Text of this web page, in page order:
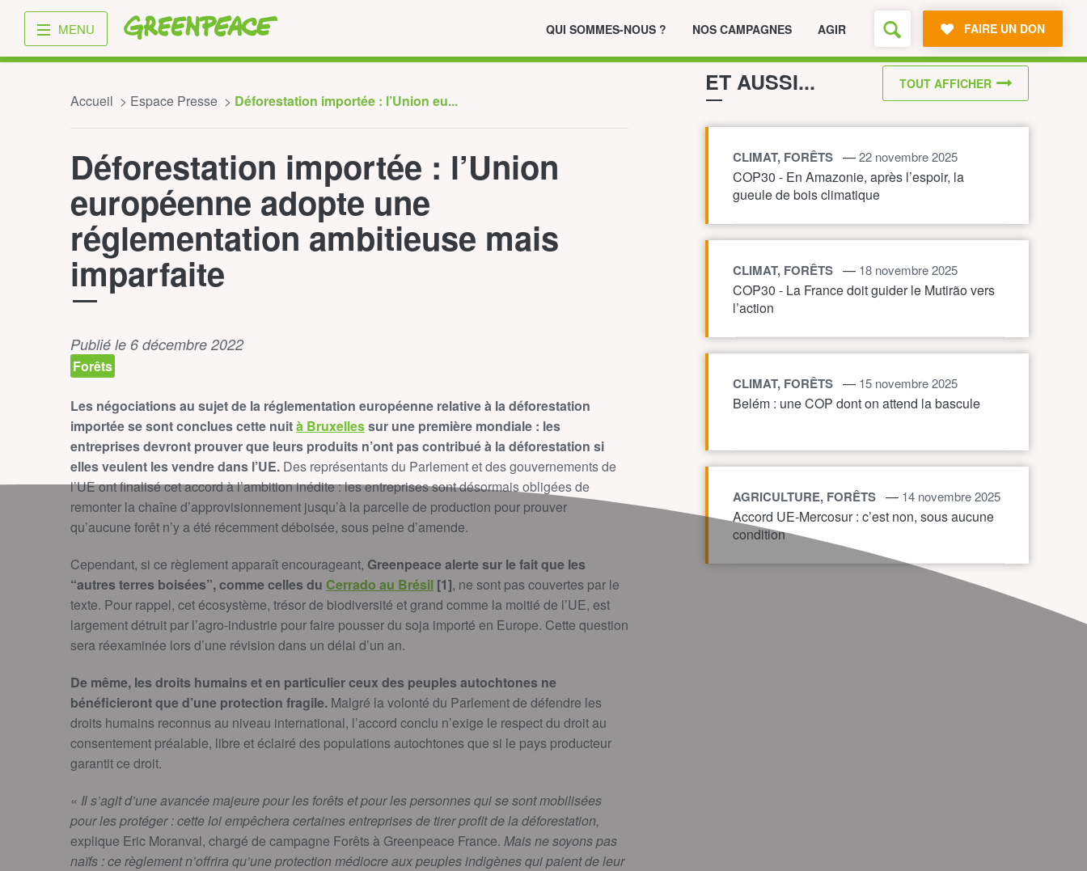
Greenpeace
MENU QUI SOMMES-NOUS ? NOS CAMPAGNES AGIR FAIRE UN DON
Accueil Espace Presse Déforestation importée : l’Union eu...
Déforestation importée : l’Union
européenne adopte une
réglementation ambitieuse mais
imparfaite
Publié le 6 décembre 2022
Forêts
Les négociations au sujet de la réglementation européenne relative à la déforestation
importée se sont conclues cette nuità Bruxellessur une première mondiale : les
entreprises devront prouver que leurs produits n’ont pas contribué à la déforestation si
elles veulent les vendre dans l’UE. Des représentants du Parlement et des gouvernements de
l’UE ont finalisé cet accord à l’ambition inédite : les entreprises sont désormais obligées de
remonter la chaîne d’approvisionnement jusqu’à la parcelle de production pour prouver
qu’aucune forêt n’y a été récemment déboisée, sous peine d’amende.
Cependant, si ce règlement apparaît encourageant, Greenpeace alerte sur le fait que les
“autres terres boisées”, comme celles du Cerrado au Brésil [1], ne sont pas couvertes par le
texte. Pour rappel, cet écosystème, trésor de biodiversité et grand comme la moitié de l’UE, est
largement détruit par l’agro-industrie pour faire pousser du soja importé en Europe. Cette question
sera réexaminée lors d’une révision dans un délai d’un an.
De même, les droits humains et en particulier ceux des peuples autochtones ne
bénéficieront que d’une protection fragile. Malgré la volonté du Parlement de défendre les
droits humains reconnus au niveau international, l’accord conclu n’exige le respect du droit au
consentement préalable, libre et éclairé des populations autochtones que si le pays producteur
garantit ce droit.
« Il s’agit d’une avancée majeure pour les forêts et pour les personnes qui se sont mobilisées
pour les protéger : cette loi empêchera certaines entreprises de tirer profit de la déforestation,
explique Eric Moranval, chargé de campagne Forêts à Greenpeace France. Mais ne soyons pas
naïfs : ce règlement n’offrira qu’une protection médiocre aux peuples indigènes qui paient de leur
ET AUSSI...
CLIMAT, FORÊTS —22 novembre 2025
COP30 - En Amazonie, après l’espoir, la
gueule de bois climatique
CLIMAT, FORÊTS — 18 novembre 2025
COP30 - La France doit guider le Mutirão vers
l’action
CLIMAT, FORÊTS — 15 novembre 2025
Belém : une COP dont on attend la bascule
AGRICULTURE, FORÊTS — 14 novembre 2025
Accord UE-Mercosur : c’est non, sous aucune
condition
TOUT AFFICHER